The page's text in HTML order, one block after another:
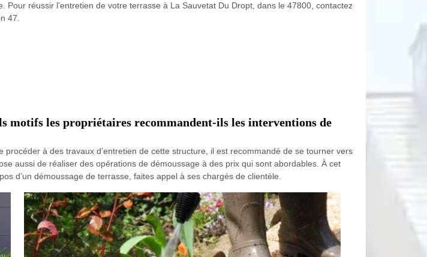
Pour réussir l’entretien de votre terrasse à La Sauvetat Du Dropt, dans le 47800, contactez
47.
motifs les propriétaires recommandent-ils les interventions de
procéder à des travaux d’entretien de cette structure, il est recommandé de se tourner vers
aussi de réaliser des opérations de démoussage à des prix qui sont abordables. À cet
d’un démoussage de terrasse, faites appel à ses chargés de clientèle.